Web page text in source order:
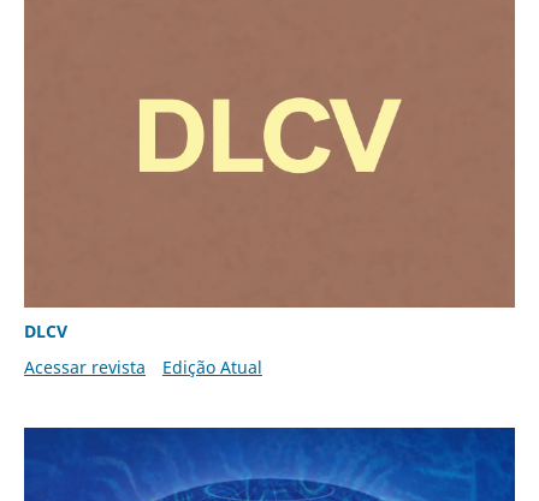
DLCV
Acessar revista
Edição Atual